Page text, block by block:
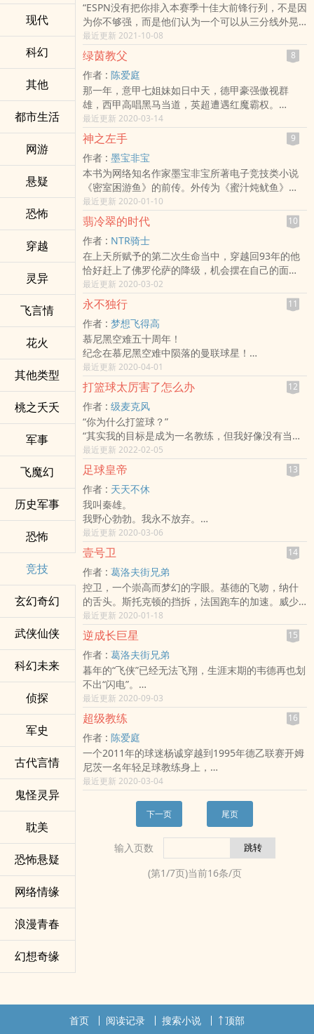
现代
科幻
其他
都市生活
网游
悬疑
恐怖
穿越
灵异
飞言情
花火
其他类型
桃之夭夭
军事
飞魔幻
历史军事
恐怖
竞技
玄幻奇幻
武侠仙侠
科幻未来
侦探
军史
古代言情
鬼怪灵异
耽美
恐怖悬疑
网络情缘
浪漫青春
幻想奇缘
“ESPN没有把你排入本赛季十佳大前锋行列，不是因
为你不够强，而是他们认为一个可以从三分线外晃
开对手完成突破，三分命中全联盟前五，组织能力
堪比控卫，能够快节奏地全场飞奔，除了身高外和
内线几乎完全不搭边的你不算是大前锋。对此，你
怎么看？”
韦恩面对镜头，十分无辜：“我真的是个内线啊。”
最近更新 2021-10-08
绿茵教父 8
作者 : 陈爱庭
那一年，意甲七姐妹如日中天，德甲豪强傲视群
雄，西甲高唱黑马当道，英超遭遇红魔霸权。
那一年，巴塞罗那持续动荡，皇马迎来世纪变革，
曼联迎来创造历史的巅峰，拜仁横扫欧罗巴所向披
靡，切尔西还没有等到俄罗斯人的卢布。
那一年，穆里尼奥还在巴塞罗那当助教这一份很有
前途的工作；博斯克还在卡斯蒂亚带二队，偶尔客
串一下救火主帅；瓜迪奥拉在为自己的前途迷惘和
踌躇；贝尼特斯还在意大利和英格兰游学。
那一年，有一个叫做叶秋的中国人，来到了阿贾克
斯的德托克莫斯特训练营，开始了一段传奇之旅。
最近更新 2020-03-14
神之左手 9
作者 : 墨宝非宝
本书为网络知名作家墨宝非宝所著电子竞技类小说
《密室困游鱼》的前传。外传为《蜜汁炖鱿鱼》
（热播电视连续剧《亲爱的，热爱的》的原著小
说）。
07年的新加坡WCG亚锦赛，几个小时，左右手之间
就是一场生死战。那年的中国战队里曾有个职业玩
家，十五岁，被称为“神之左手”，而那场比赛他就坐
在她的身边。
他们的职业生涯，从十四五岁开始，到二十五六退
役消失。
在小众赛场，只有小众关注的世界里，他们的所有
财产只有鼠标键盘和耳麦，为China拿下一个又一个
金牌。
这不素网游文。
这素电子竞技……竞技……竞技……
最近更新 2020-01-10
翡冷翠的时代 10
作者 : NTR骑士
在上天所赋予的第二次生命当中，穿越回93年的他
恰好赶上了佛罗伦萨的降级，机会摆在自己的面
前，他又是如何的把握住的？
成为一个属于翡冷翠的伯纳乌，似乎是个不错的选
择，这种人生，或许会比较有挑战性！
这是一部足球经营类的重生文……想知道详情的话，
请入内一观！
最近更新 2020-03-02
永不独行 11
作者 : 梦想飞得高
慕尼黑空难五十周年！
纪念在慕尼黑空难中陨落的曼联球星！
葛非：我是一个地道的中国人，从小就喜欢踢足球
～记得是一个冬日的早晨，六岁的我邂逅了在慕尼
黑空难中罹难的曼联球星邓肯爱德华兹前辈的灵
魂，是他教给了我出色的足球技术，并且陪我完成
那一个个艰苦的训练！
秉承前辈们的信念，发扬足球场上那永不放弃，坚
持不懈的精神！
看！那是红色海洋掀起的一朵朵绚丽的浪花！
听！那是红色海洋响起的一阵阵雷鸣的涛声！
在老特拉福德，请释放您灵魂中那些属于红色的激
情为我鼓掌，为我呐喊吧！我会为大家尽情展示足
球场上那火热的激情！
足球的世界中有你，有我，有他！我们永不独行！
最近更新 2020-04-01
打篮球太厉害了怎么办 12
作者 : 级麦克风
“你为什么打篮球？”
“其实我的目标是成为一名教练，但我好像没有当教
练的天赋，只能选择打NBA。”
“有人说你是软蛋内线，只会飘在外线投篮。”
“哪个输给我的家伙说的？一听就是个胖子，告诉
他，没我他永远拿不到冠军。”
“你当初为什么跳过大学直接进入NBA？”
“但凡美国有一个大学愿意给我全额篮球奖学金，我
也不会那么快成为史上最强投手。”
……
简介无力，就这样吧，一个90年代中期开始的篮球
故事。
最近更新 2022-02-05
足球皇帝 13
作者 : 天天不休
我叫秦雄。
我野心勃勃。我永不放弃。
我专注如一。我向往统治。
我一步一步，一步一步，走向绿荫世界的王座！
足球融入了我的生命，绿荫场给了我翅膀，在那热
血澎湃的战场上，我，主宰一切！
2003年夏天，一位患有低危抑郁症的中国青年去了
荷兰，与02－03一代方兴未艾的阿贾克斯天才们擦
出了激情的火花，欧洲足坛从那时起，风云突变！
最近更新 2020-03-06
壹号卫 14
作者 : 葛洛夫街兄弟
控卫，一个崇高而梦幻的字眼。基德的飞吻，纳什
的舌头。斯托克顿的挡拆，法国跑车的加速。威少
的暴扣，库里的三分。现在，来自中国的亦阳，即
将在这群人当中，创造一个属于自己的控卫时代！
最近更新 2020-01-18
逆成长巨星 15
作者 : 葛洛夫街兄弟
暮年的“飞侠”已经无法飞翔，生涯末期的韦德再也划
不出“闪电”。
唯独暮年林克，却比新秀赛季时还更高、更快、更
强了。
最近更新 2020-09-03
超级教练 16
作者 : 陈爱庭
一个2011年的球迷杨诚穿越到1995年德乙联赛开姆
尼茨一名年轻足球教练身上，
他利用自己比别人多出来的十几年足球知识，
在所有人都觉得不可能的情况下，奇迹般的率领开
姆尼茨保级成功。
最近更新 2020-03-04
下一页 尾页
输入页数
(第1/7页)当前16条/页
首页 阅读记录 搜索小说 顶部